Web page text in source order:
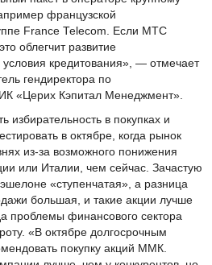
французской
France Telecom. Если МТС
облегчит развитие
кредитования», — отмечает
гендиректора по
«Церих Кэпитал Менеджмент».
избирательность в покупках и
в октябре, когда рынок
из-за возможного понижения
или Италии, чем сейчас. Зачастую
«ступенчатая», а разница
большая, и такие акции лучше
проблемы финансового сектора
«В октябре долгосрочным
покупку акций ММК.